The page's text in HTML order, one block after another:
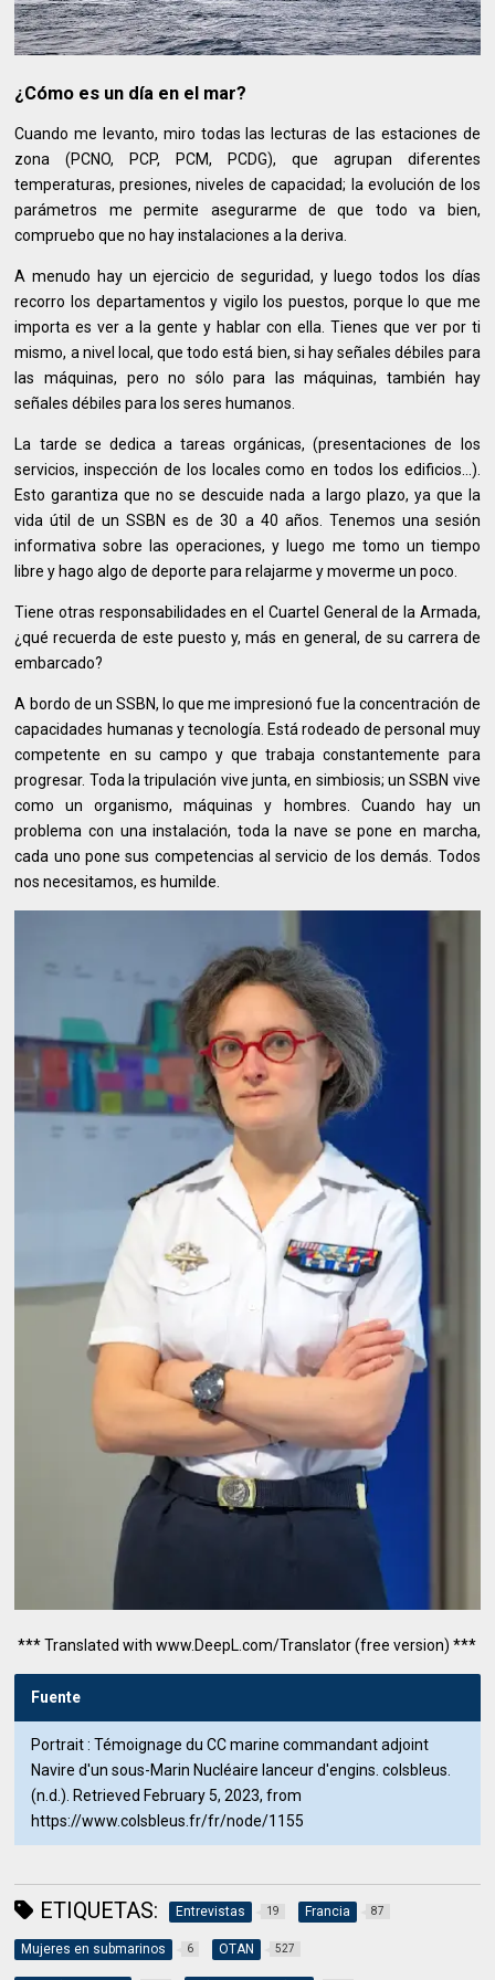
¿Cómo es un día en el mar?
Cuando me levanto, miro todas las lecturas de las estaciones de
zona (PCNO, PCP, PCM, PCDG), que agrupan diferentes
temperaturas, presiones, niveles de capacidad; la evolución de los
parámetros me permite asegurarme de que todo va bien,
compruebo que no hay instalaciones a la deriva.
A menudo hay un ejercicio de seguridad, y luego todos los días
recorro los departamentos y vigilo los puestos, porque lo que me
importa es ver a la gente y hablar con ella. Tienes que ver por ti
mismo, a nivel local, que todo está bien, si hay señales débiles para
las máquinas, pero no sólo para las máquinas, también hay
señales débiles para los seres humanos.
La tarde se dedica a tareas orgánicas, (presentaciones de los
servicios, inspección de los locales como en todos los edificios...).
Esto garantiza que no se descuide nada a largo plazo, ya que la
vida útil de un SSBN es de 30 a 40 años. Tenemos una sesión
informativa sobre las operaciones, y luego me tomo un tiempo
libre y hago algo de deporte para relajarme y moverme un poco.
Tiene otras responsabilidades en el Cuartel General de la Armada,
¿qué recuerda de este puesto y, más en general, de su carrera de
embarcado?
A bordo de un SSBN, lo que me impresionó fue la concentración de
capacidades humanas y tecnología. Está rodeado de personal muy
competente en su campo y que trabaja constantemente para
progresar. Toda la tripulación vive junta, en simbiosis; un SSBN vive
como un organismo, máquinas y hombres. Cuando hay un
problema con una instalación, toda la nave se pone en marcha,
cada uno pone sus competencias al servicio de los demás. Todos
nos necesitamos, es humilde.
*** Translated with www.DeepL.com/Translator (free version) ***
Fuente
Portrait : Témoignage du CC marine commandant adjoint
Navire d'un sous-Marin Nucléaire lanceur d'engins. colsbleus.
(n.d.). Retrieved February 5, 2023, from
https://www.colsbleus.fr/fr/node/1155
ETIQUETAS: Entrevistas 19 Francia 87
Mujeres en submarinos 6 OTAN 527